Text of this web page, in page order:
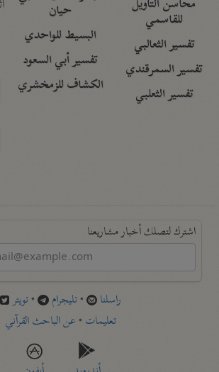
محاسن التأويل
للقاسمي
تفسير الثعالبي
تفسير السمرقندي
تفسير الثعلبي
حيان
البسيط للواحدي
تفسير أبي السعود
الكشاف للزمخشري
اشترك لتصلك أخبار مشاريعنا
راسلنا •تليجرام •تويتر
تعليمات •عن الباحث القرآني